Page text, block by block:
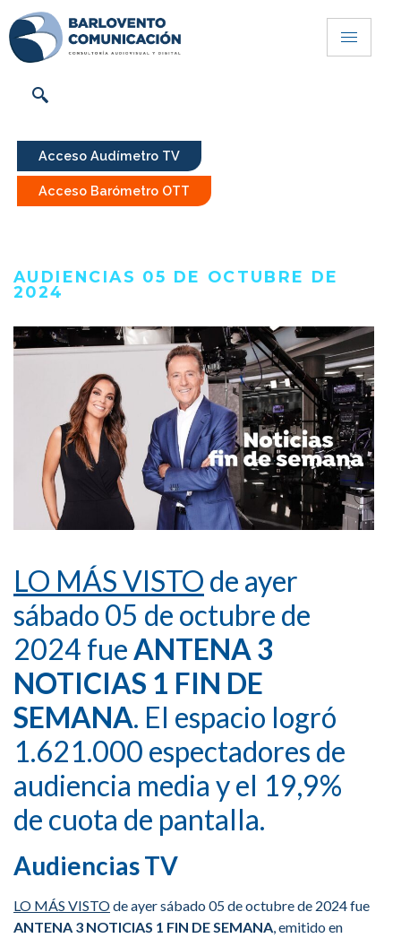
Acceso Audímetro TV
Acceso Barómetro OTT
AUDIENCIAS 05 DE OCTUBRE DE
2024
LO MÁS VISTO de ayer
sábado 05 de octubre de
2024 fue ANTENA 3
NOTICIAS 1 FIN DE
SEMANA. El espacio logró
1.621.000 espectadores de
audiencia media y el 19,9%
de cuota de pantalla.
Audiencias TV
LO MÁS VISTOde ayer sábado 05 de octubre de 2024 fue
ANTENA 3 NOTICIAS 1 FIN DE SEMANA , emitido en